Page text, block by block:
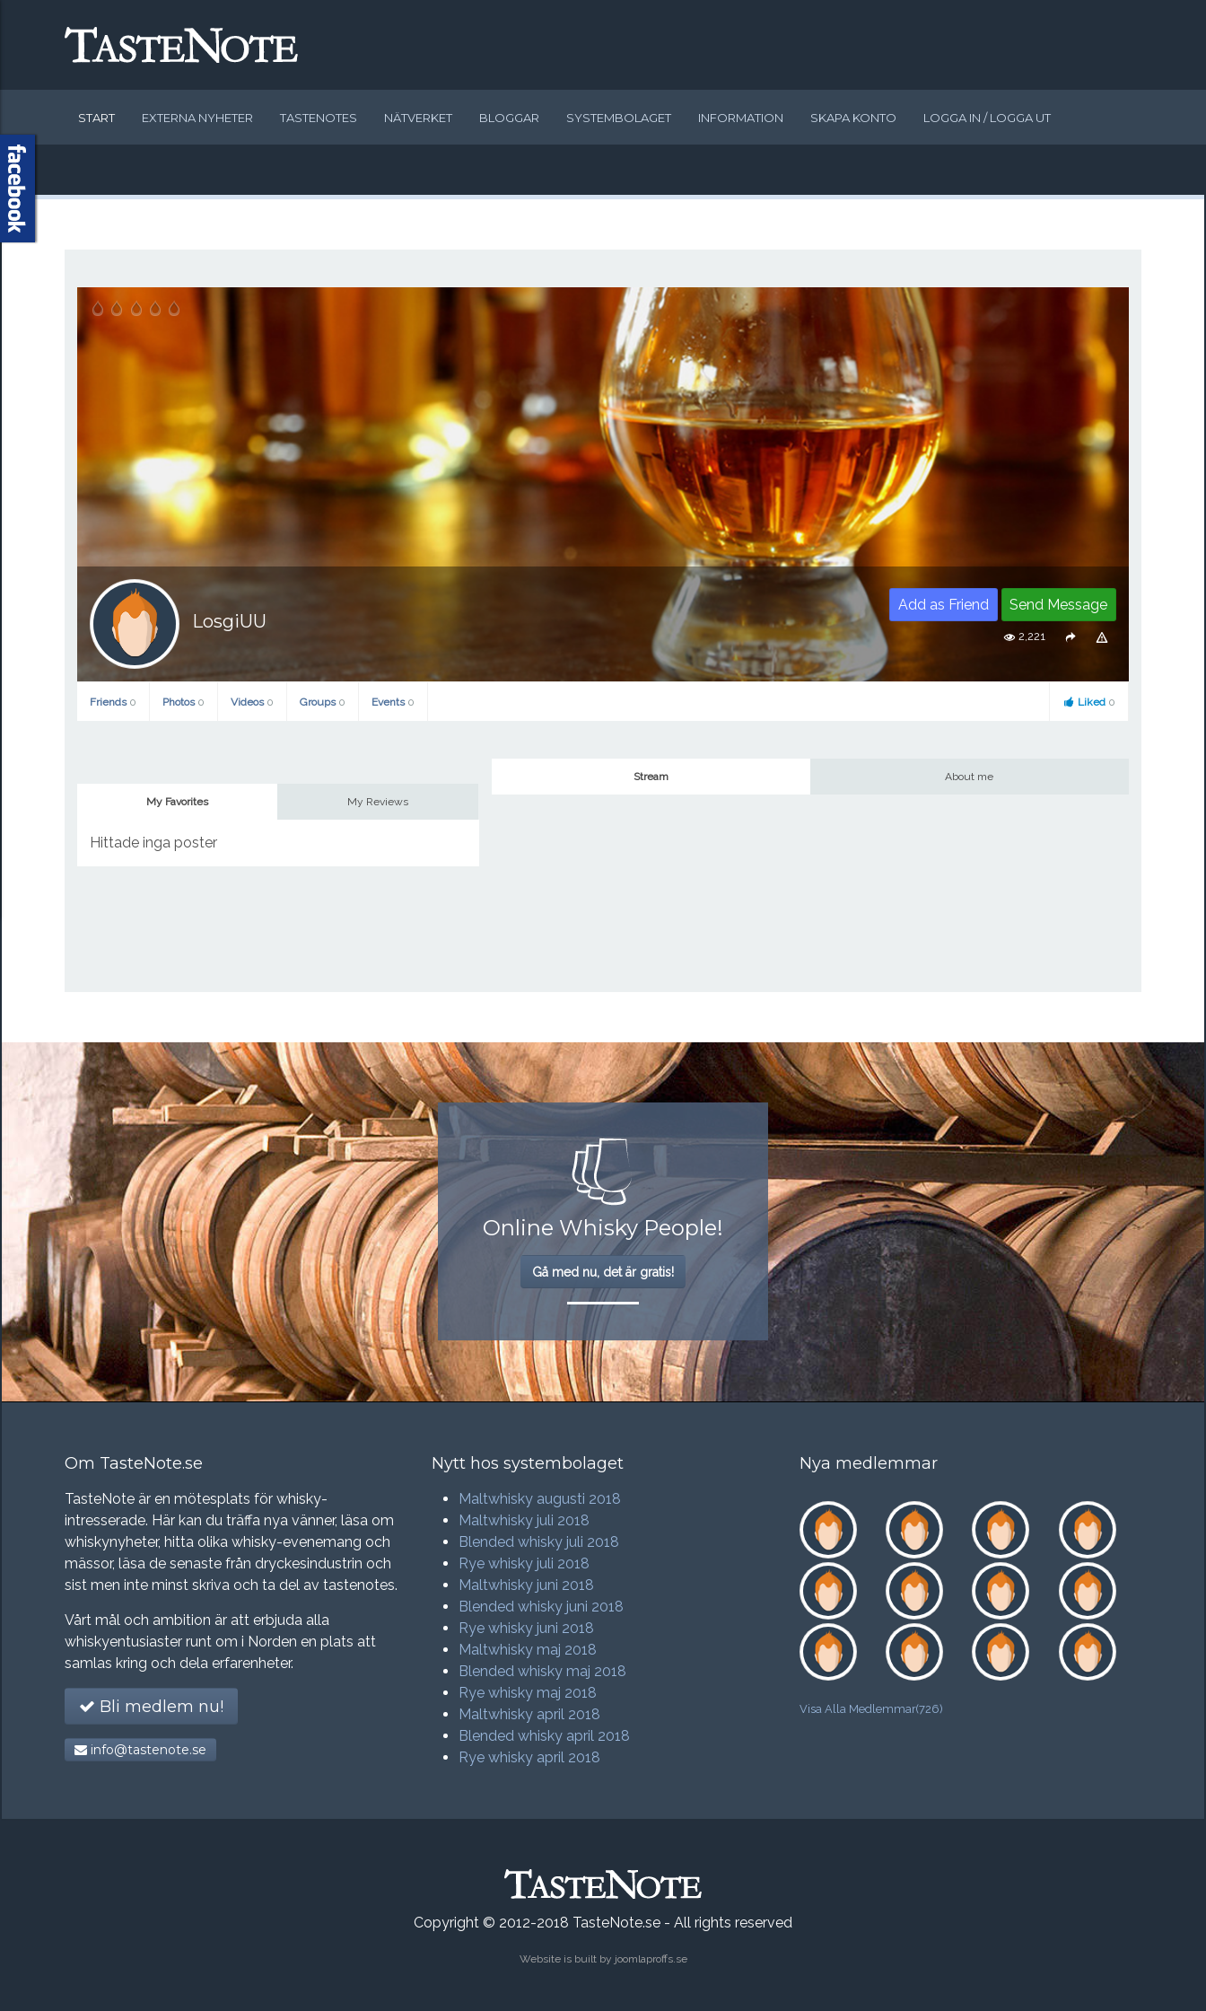
START EXTERNA NYHETER TASTENOTES NÄTVERKET BLOGGAR SYSTEMBOLAGET INFORMATION SKAPA KONTO LOGGA IN / LOGGA UT
LosgiUU
Add as Friend Send Message
2,221
Friends 0 Photos 0 Videos 0 Groups 0 Events 0 Liked 0
My Favorites My Reviews
Hittade inga poster
Stream About me
Online Whisky People!
Gå med nu, det är gratis!
Om TasteNote.se
TasteNote är en mötesplats för whisky-
intresserade. Här kan du träffa nya vänner, läsa om
whiskynyheter, hitta olika whisky-evenemang och
mässor, läsa de senaste från dryckesindustrin och
sist men inte minst skriva och ta del av tastenotes.
Vårt mål och ambition är att erbjuda alla
whiskyentusiaster runt om i Norden en plats att
samlas kring och dela erfarenheter.
Bli medlem nu!
info@tastenote.se
Nytt hos systembolaget
Maltwhisky augusti 2018
Maltwhisky juli 2018
Blended whisky juli 2018
Rye whisky juli 2018
Maltwhisky juni 2018
Blended whisky juni 2018
Rye whisky juni 2018
Maltwhisky maj 2018
Blended whisky maj 2018
Rye whisky maj 2018
Maltwhisky april 2018
Blended whisky april 2018
Rye whisky april 2018
Nya medlemmar
Visa Alla Medlemmar(726)
Copyright © 2012-2018 TasteNote.se - All rights reserved
Website is built by joomlaproffs.se